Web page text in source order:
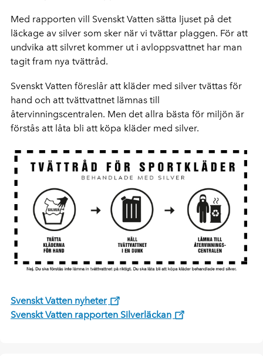
Med rapporten vill Svenskt Vatten sätta ljuset på det
läckage av silver som sker när vi tvättar plaggen. För att
undvika att silvret kommer ut i avloppsvattnet har man
tagit fram nya tvättråd.
Svenskt Vatten föreslår att kläder med silver tvättas för
hand och att tvättvattnet lämnas till
återvinningscentralen. Men det allra bästa för miljön är
förstås att låta bli att köpa kläder med silver.
Svenskt Vatten nyheter
Svenskt Vatten rapporten Silverläckan